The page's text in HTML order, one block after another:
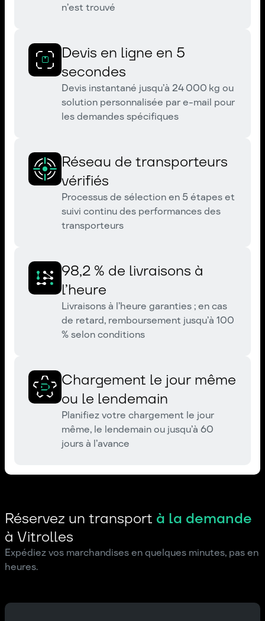
n’est trouvé
Devis en ligne en 5
secondes
Devis instantané jusqu’à 24 000 kg ou
solution personnalisée par e-mail pour
les demandes spécifiques
Réseau de transporteurs
vérifiés
Processus de sélection en 5 étapes et
suivi continu des performances des
transporteurs
98,2 % de livraisons à
l’heure
Livraisons à l’heure garanties ; en cas
de retard, remboursement jusqu’à 100
% selon conditions
Chargement le jour même
ou le lendemain
Planifiez votre chargement le jour
même, le lendemain ou jusqu’à 60
jours à l’avance
Réservez un transport à la demande
à Vitrolles
Expédiez vos marchandises en quelques minutes, pas en
heures.